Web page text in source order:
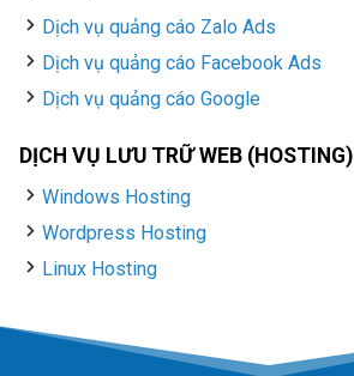
Dịch vụ quảng cáo Zalo Ads
Dịch vụ quảng cáo Facebook Ads
Dịch vụ quảng cáo Google
DỊCH VỤ LƯU TRỮ WEB (HOSTING)
Windows Hosting
Wordpress Hosting
Linux Hosting